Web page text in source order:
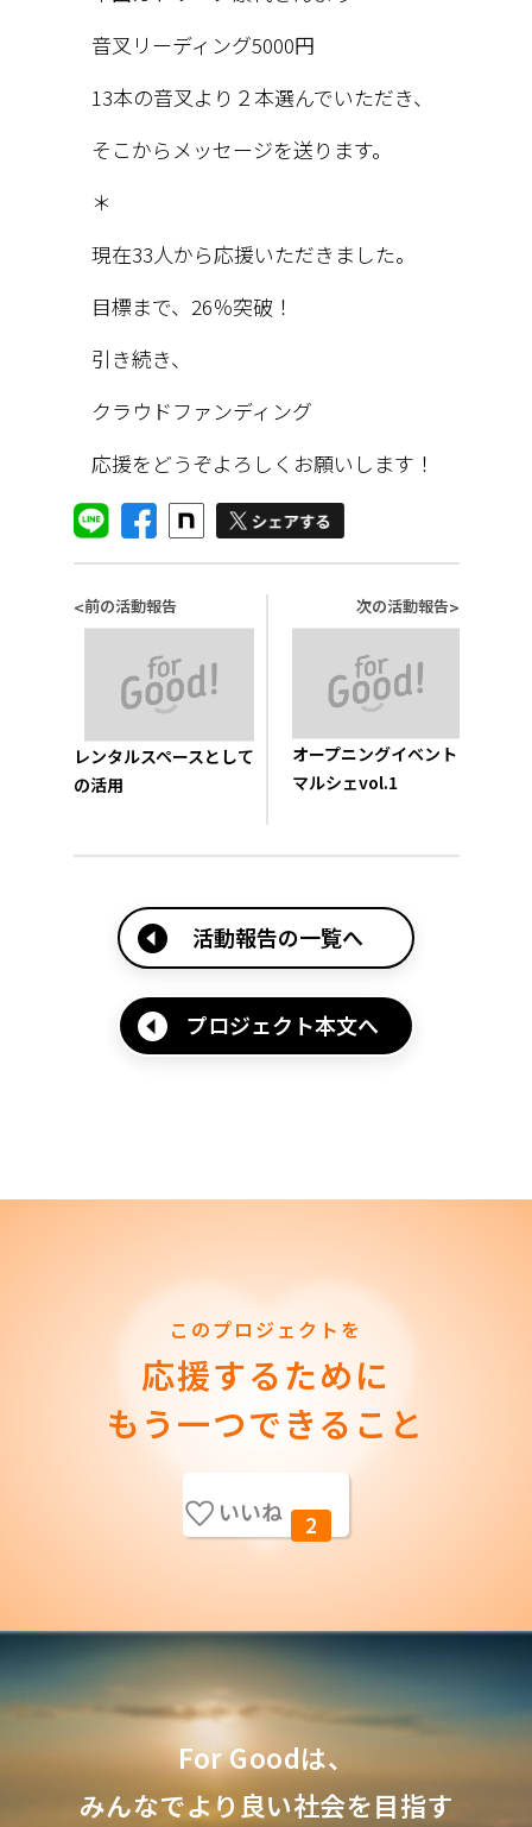
音叉リーディング5000円
13本の音叉より２本選んでいただき、
そこからメッセージを送ります。
＊
現在33人から応援いただきました。
目標まで、26％突破！
引き続き、
クラウドファンディング
応援をどうぞよろしくお願いします！
<前の活動報告
レンタルスペースとして
の活用
オープニングイベント
マルシェvol.1
次の活動報告>
活動報告の一覧へ
プロジェクト本文へ
このプロジェクトを
応援するために
もう一つできること
いいね 2
For Goodは、
みんなでより良い社会を目指す